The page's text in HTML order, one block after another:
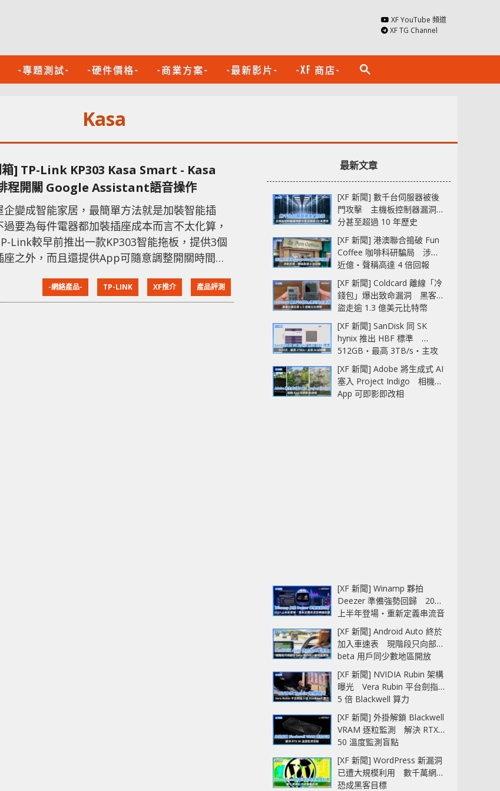
XF YouTube 頻道
XF TG Channel
-專題測試- -硬件價格- -商業方案- -最新影片- -XF 商店- search
Kasa
箱] TP-Link KP303 Kasa Smart - Kasa
程開關 Google Assistant語音操作
企變成智能家居，最簡單方法就是加裝智能插
過要為每件電器都加裝插座成本而言不太化算，
Link較早前推出一款KP303智能拖板，提供3個
座之外，而且還提供App可隨意調整開關時間。
式插頭 Kasa KP303是一款智能拖板，拖板主要提
英式插座，每組有獨立按鈕開關及LED提示
-網絡產品- TP-LINK XF推介 產品評測
最新文章
[XF 新聞] 數千台伺服器被後
門攻擊 主機板控制器漏洞部
分甚至超過 10 年歷史
[XF 新聞] 港澳聯合搗破 Fun
Coffee 咖啡科研騙局 涉款
近億‧聲稱高達 4 倍回報
[XF 新聞] Coldcard 離線「冷
錢包」爆出致命漏洞 黑客已
盜走逾 1.3 億美元比特幣
[XF 新聞] SanDisk 同 SK
hynix 推出 HBF 標準
512GB‧最高 3TB/s‧主攻
AI 記憶體
[XF 新聞] Adobe 將生成式 AI
塞入 Project Indigo 相機
App 可即影即改相
[XF 新聞] Winamp 夥拍
Deezer 準備強勢回歸 2027
上半年登場‧重新定義串流音
樂播放器
[XF 新聞] Android Auto 終於
加入車速表 現階段只向部分
beta 用戶同少數地區開放
[XF 新聞] NVIDIA Rubin 架構
曝光 Vera Rubin 平台劍指
5 倍 Blackwell 算力
[XF 新聞] 外掛解鎖 Blackwell
VRAM 逐粒監測 解決 RTX
50 溫度監測盲點
[XF 新聞] WordPress 新漏洞
已遭大規模利用 數千萬網站
恐成黑客目標